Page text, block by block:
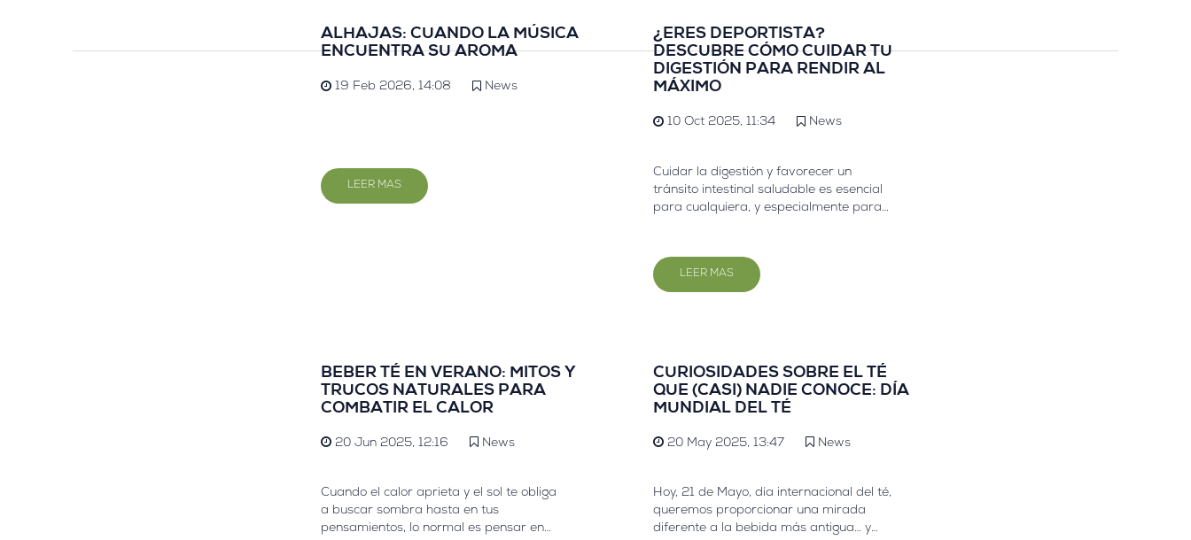
ALHAJAS: CUANDO LA MÚSICA
ENCUENTRA SU AROMA
19 Feb 2026, 14:08 News
LEER MAS
¿ERES DEPORTISTA?
DESCUBRE CÓMO CUIDAR TU
DIGESTIÓN PARA RENDIR AL
MÁXIMO
10 Oct 2025, 11:34 News
Cuidar la digestión y favorecer un
tránsito intestinal saludable es esencial
para cualquiera, y especialmente para
bienestar integral. ¿Qué podemos hacer
para mejorarlo?.
LEER MAS
BEBER TÉ EN VERANO: MITOS Y
TRUCOS NATURALES PARA
COMBATIR EL CALOR
20 Jun 2025, 12:16 News
Cuando el calor aprieta y el sol te obliga
a buscar sombra hasta en tus
pensamientos, lo normal es pensar en
CURIOSIDADES SOBRE EL TÉ
QUE (CASI) NADIE CONOCE: DÍA
MUNDIAL DEL TÉ
20 May 2025, 13:47 News
Hoy, 21 de Mayo, día internacional del té,
queremos proporcionar una mirada
diferente a la bebida más antigua… y